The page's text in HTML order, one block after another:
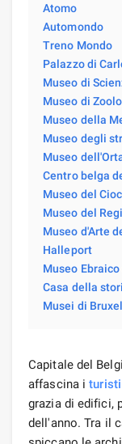
Atomo
Automondo
Treno Mondo
Palazzo di
Museo di
Museo di
Museo della
Museo degli
Museo
Centro belga
Museo del
Museo del
Museo d'Arte
Halleport
Museo
Casa della
Musei di
Capitale del
affascina ituristi
grazia di edifici,
dell'anno. Tra il